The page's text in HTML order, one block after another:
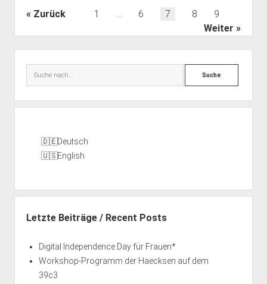
Seitennummerierung
Zurück 1 … 6 7 8
9
Weiter
Suche
Deutsch
English
Letzte Beiträge / Recent Posts
Digital Independence Day für Frauen*
Workshop-Programm der Haecksen auf dem
39c3